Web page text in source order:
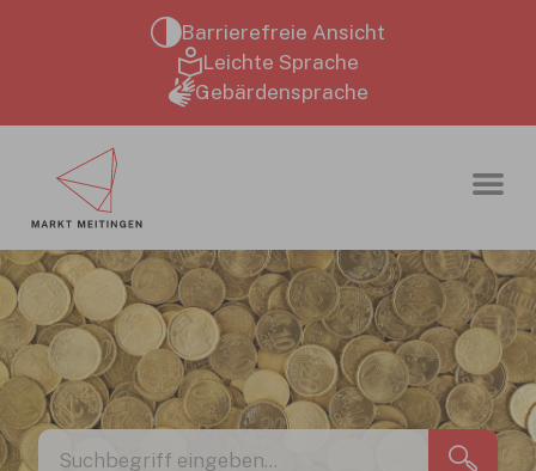
Zum Hauptinhalt springen
Barrierefreie Ansicht
Leichte Sprache
Gebärdensprache